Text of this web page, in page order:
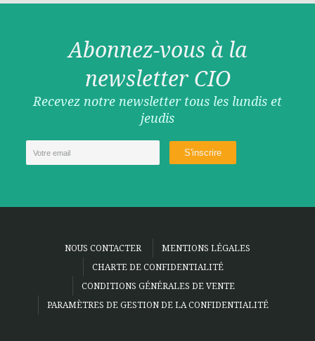
Abonnez-vous à la
newsletter CIO
Recevez notre newsletter tous les lundis et
jeudis
NOUS CONTACTER
MENTIONS LÉGALES
CHARTE DE CONFIDENTIALITÉ
CONDITIONS GÉNÉRALES DE VENTE
PARAMÈTRES DE GESTION DE LA CONFIDENTIALITÉ